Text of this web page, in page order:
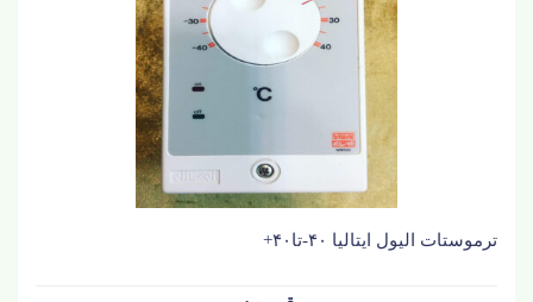
ترموستات الیول ایتالیا ۴۰-تا۴۰+